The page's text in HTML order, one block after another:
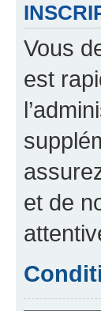
Vous
est
et de